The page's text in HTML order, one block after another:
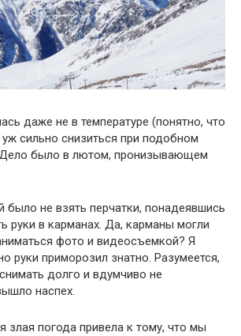
даже не в температуре (понятно, что
сильно снизиться при подобном
было в лютом, пронизывающем
не взять перчатки, понадеявшись
руки в карманах. Да, карманы могли
фото и видеосъемкой? Я
руки приморозил знатно. Разумеется,
долго и вдумчиво не
наспех.
злая погода привела к тому, что мы